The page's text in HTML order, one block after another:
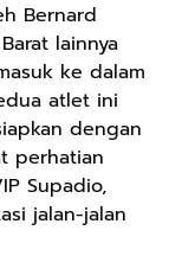
Bernard
lainnya
ke dalam
atlet ini
dengan
perhatian
Supadio,
jalan-jalan